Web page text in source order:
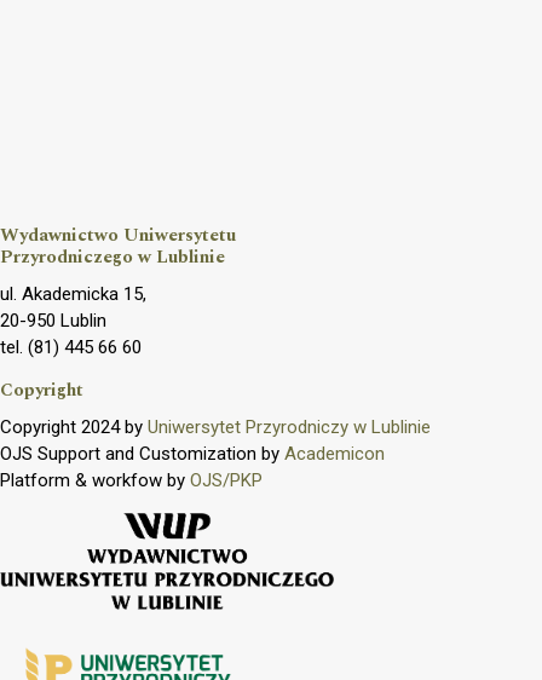
Wydawnictwo Uniwersytetu
Przyrodniczego w Lublinie
ul. Akademicka 15,
20-950 Lublin
tel. (81) 445 66 60
Copyright
Copyright 2024 by Uniwersytet Przyrodniczy w Lublinie
OJS Support and Customization by Academicon
Platform & workfow by OJS/PKP